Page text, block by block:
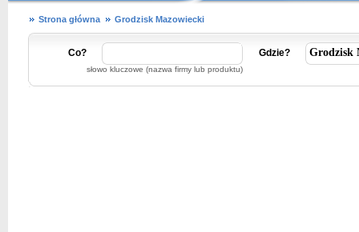
Strona główna Grodzisk Mazowiecki
Co?
słowo kluczowe (nazwa firmy lub produktu)
Gdzie?